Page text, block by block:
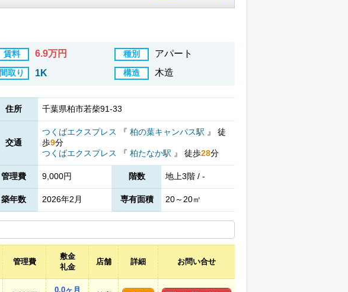
賃料 6.9万円 種別 アパート
間取り 1K 構造 木造
住所 千葉県柏市若柴91-33
交通
つくばエクスプレス 『 柏の葉キャンパス駅 』 徒
歩9分
つくばエクスプレス
『 柏たなか駅 』 徒歩28分
管理費 9,000円 階数 地上3階 / -
築年数 2026年2月 専有面積 20～20㎡
管理費
敷金
礼金
店舗 詳細 お問い合せ
0.0ヶ月